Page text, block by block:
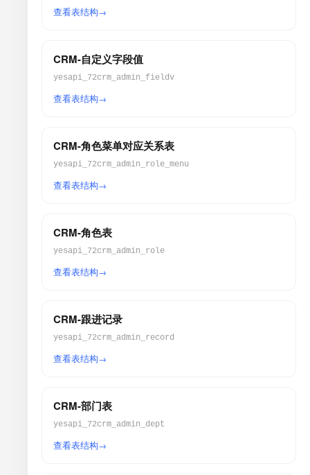
查看表结构
CRM-自定义字段值
yesapi_72crm_admin_fieldv
查看表结构
CRM-角色菜单对应关系表
yesapi_72crm_admin_role_menu
查看表结构
CRM-角色表
yesapi_72crm_admin_role
查看表结构
CRM-跟进记录
yesapi_72crm_admin_record
查看表结构
CRM-部门表
yesapi_72crm_admin_dept
查看表结构